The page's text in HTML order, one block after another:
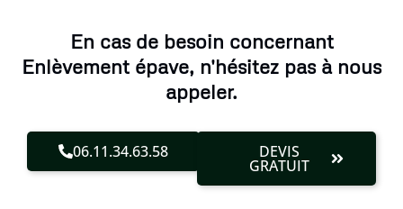
En cas de besoin concernant
Enlèvement épave, n'hésitez pas à nous
appeler.
06.11.34.63.58 DEVIS
GRATUIT